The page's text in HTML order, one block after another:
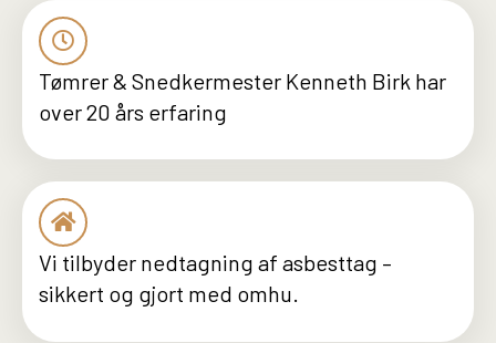
Tømrer & Snedkermester Kenneth Birk har
over 20 års erfaring
Vi tilbyder nedtagning af asbesttag –
sikkert og gjort med omhu.